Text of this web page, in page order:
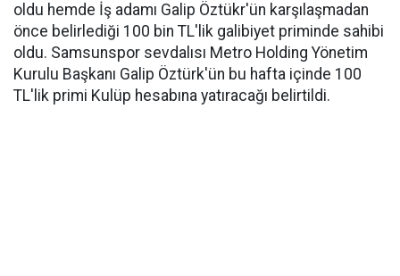
oldu hemde İş adamı Galip Öztükr'ün karşılaşmadan
önce belirlediği 100 bin TL'lik galibiyet priminde sahibi
oldu. Samsunspor sevdalısı Metro Holding Yönetim
Kurulu Başkanı Galip Öztürk'ün bu hafta içinde 100
TL'lik primi Kulüp hesabına yatıracağı belirtildi.